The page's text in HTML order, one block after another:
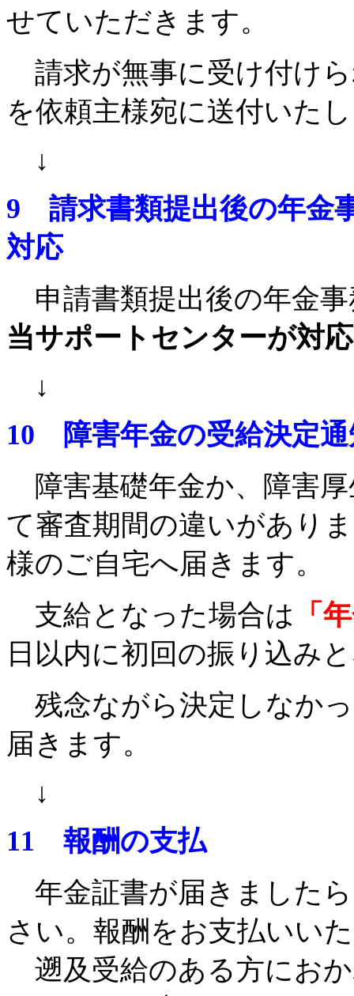
せていただきます。
請求が無事に受け付け
を依頼主様宛に送付いた
↓
9
請求書類提出後の年金
対応
申請書類提出後の年金
当サポートセンターが対応
↓
10 障害年金の受給決定通
障害基礎年金か、障害
て審査期間の違いがあり
様のご自宅へ届きます。
支給となった場合は 「
日以内に初回の振り込み
残念ながら決定しなか
届きます。
↓
11 報酬の支払
年金証書が届きました
さい。報酬をお支払いい
遡及受給のある方にお